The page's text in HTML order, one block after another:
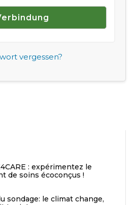
vergessen?
: expérimentez le
de soins écoconçus !
sondage: le climat change,